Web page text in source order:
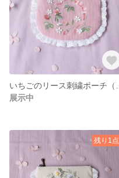
展示中
残り1点